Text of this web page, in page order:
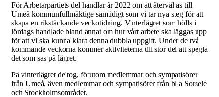
För Arbetarpartiets del handlar år 2022 om att återväljas till
Umeå kommunfullmäktige samtidigt som vi tar nya steg för att
skapa en rikstäckande veckotidning. Vinterlägret som hölls i
lördags handlade bland annat om hur vårt arbete ska läggas upp
för att vi ska kunna klara denna dubbla uppgift. Under de två
kommande veckorna kommer aktiviteterna till stor del att spegla
det som sas på lägret.
På vinterlägret deltog, förutom medlemmar och sympatisörer
från Umeå, även medlemmar och sympatisörer från bl a Sorsele
och Stockholmsområdet.